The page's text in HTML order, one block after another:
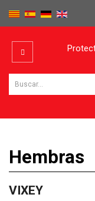
Hembras
VIXEY